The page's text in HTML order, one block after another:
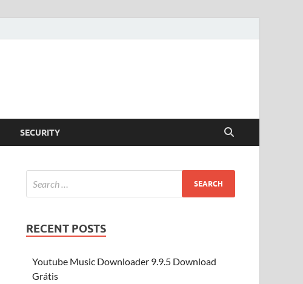
SECURITY
RECENT POSTS
Youtube Music Downloader 9.9.5 Download
Grátis